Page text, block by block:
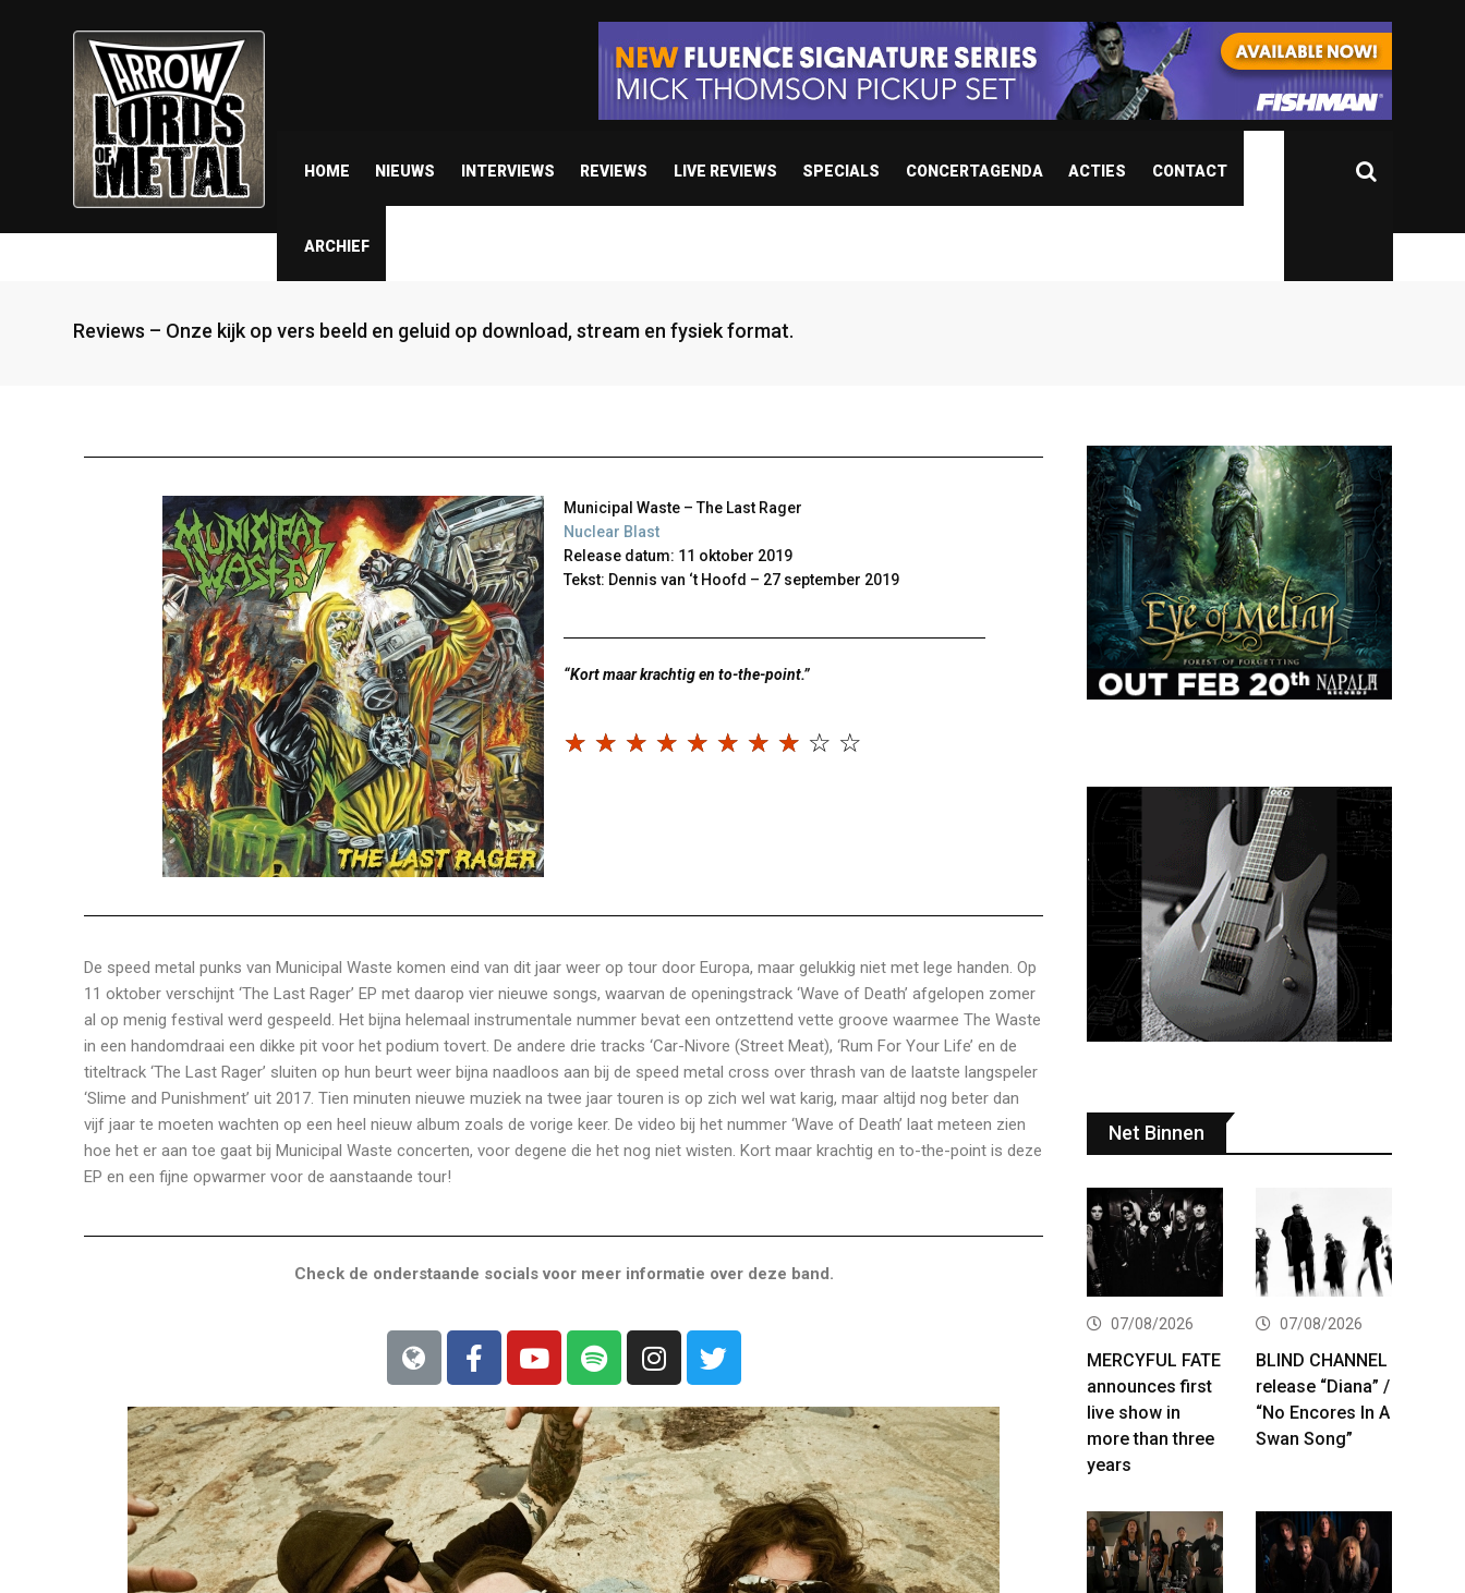
HOME NIEUWS INTERVIEWS REVIEWS LIVE REVIEWS SPECIALS CONCERTAGENDA ACTIES CONTACT
ARCHIEF
Reviews – Onze kijk op vers beeld en geluid op download, stream en fysiek format.
Municipal Waste – The Last Rager
Nuclear Blast
Release datum: 11 oktober 2019
Tekst: Dennis van ‘t Hoofd – 27 september 2019
“Kort maar krachtig en to-the-point.”
☆ ☆ ☆ ☆ ☆ ☆ ☆ ☆ ☆ ☆
De speed metal punks van Municipal Waste komen eind van dit jaar weer op tour door Europa, maar gelukkig niet met lege handen. Op
11 oktober verschijnt ‘The Last Rager’ EP met daarop vier nieuwe songs, waarvan de openingstrack ‘Wave of Death’ afgelopen zomer
al op menig festival werd gespeeld. Het bijna helemaal instrumentale nummer bevat een ontzettend vette groove waarmee The Waste
in een handomdraai een dikke pit voor het podium tovert. De andere drie tracks ‘Car-Nivore (Street Meat), ‘Rum For Your Life’ en de
titeltrack ‘The Last Rager’ sluiten op hun beurt weer bijna naadloos aan bij de speed metal cross over thrash van de laatste langspeler
‘Slime and Punishment’ uit 2017. Tien minuten nieuwe muziek na twee jaar touren is op zich wel wat karig, maar altijd nog beter dan
vijf jaar te moeten wachten op een heel nieuw album zoals de vorige keer. De video bij het nummer ‘Wave of Death’ laat meteen zien
hoe het er aan toe gaat bij Municipal Waste concerten, voor degene die het nog niet wisten. Kort maar krachtig en to-the-point is deze
EP en een fijne opwarmer voor de aanstaande tour!
Check de onderstaande socials voor meer informatie over deze band.
Net Binnen
07/08/2026
MERCYFUL FATE
announces first
live show in
more than three
years
07/08/2026
BLIND CHANNEL
release “Diana” /
“No Encores In A
Swan Song”